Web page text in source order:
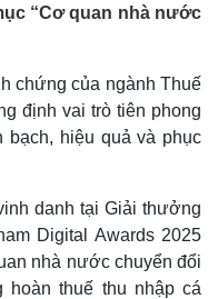
“Cơ quan nhà nước
chứng của ngành Thuế
định vai trò tiên phong
bạch, hiệu quả và phục
danh tại Giải thưởng
Digital Awards 2025
nhà nước chuyển đổi
hoàn thuế thu nhập cá